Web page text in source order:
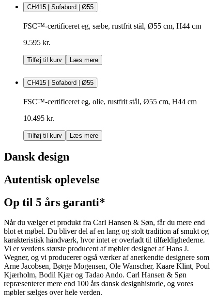
CH415 | Sofabord | Ø55
FSC™-certificeret eg, sæbe, rustfrit stål, Ø55 cm, H44 cm
9.595 kr.
Tilføj til kurv Læs mere
CH415 | Sofabord | Ø55
FSC™-certificeret eg, olie, rustfrit stål, Ø55 cm, H44 cm
10.495 kr.
Tilføj til kurv Læs mere
Dansk design
Autentisk oplevelse
Op til 5 års garanti*
Når du vælger et produkt fra Carl Hansen & Søn, får du mere end
blot et møbel. Du bliver del af en lang og stolt tradition af smukt og
karakteristisk håndværk, hvor intet er overladt til tilfældighederne.
Vi er verdens største producent af møbler designet af Hans J.
Wegner, og vi producerer også værker af anerkendte designere som
Arne Jacobsen, Børge Mogensen, Ole Wanscher, Kaare Klint, Poul
Kjærholm, Bodil Kjær og Tadao Ando. Carl Hansen & Søn
repræsenterer mere end 100 års dansk designhistorie, og vores
møbler sælges over hele verden.